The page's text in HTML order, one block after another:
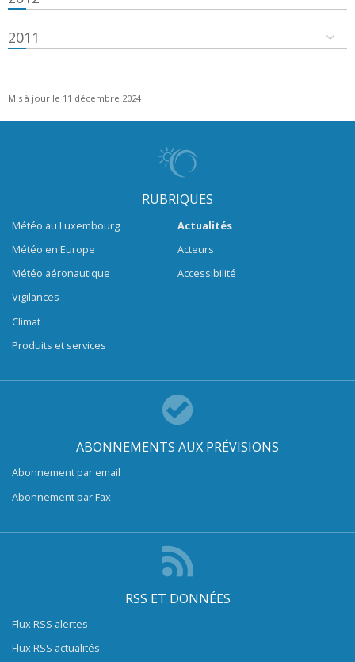
2011
Mis à jour le 11 décembre 2024
RUBRIQUES
Météo au Luxembourg
Météo en Europe
Météo aéronautique
Vigilances
Climat
Produits et services
Actualités
Acteurs
Accessibilité
ABONNEMENTS AUX PRÉVISIONS
Abonnement par email
Abonnement par Fax
RSS ET DONNÉES
Flux RSS alertes
Flux RSS actualités